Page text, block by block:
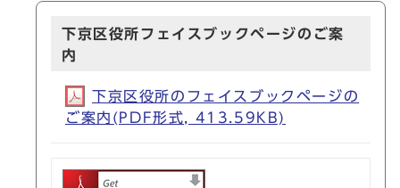
下京区役所フェイスブックページのご案
内
下京区役所のフェイスブックページの
ご案内(PDF形式, 413.59KB)